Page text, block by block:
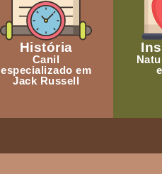
História
Canil
especializado em
Jack Russell